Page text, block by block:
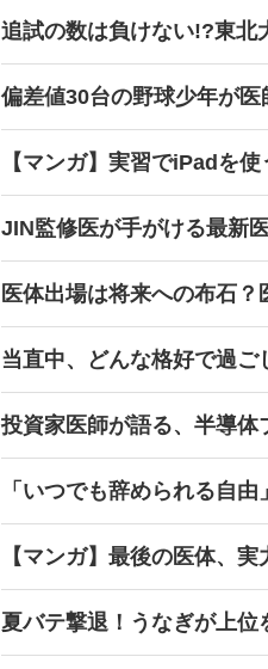
追試の数は負けない!?東北
偏差値30台の野球少年が
【マンガ】実習でiPadを
JIN監修医が手がける最新
医体出場は将来への布石？
当直中、どんな格好で過ご
投資家医師が語る、半導体
「いつでも辞められる自
【マンガ】最後の医体、
夏バテ撃退！うなぎが上